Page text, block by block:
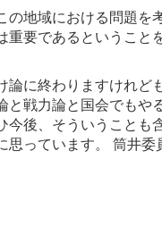
地域における問題を
重要であるということ
に終わりますけれど
と戦力論と国会でもや
今後、そういうことも
思っています。 筒井委